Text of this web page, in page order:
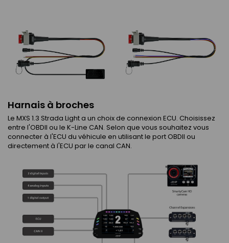
Harnais à broches
Le MXS 1.3 Strada Light a un choix de connexion ECU. Choisissez
entre l'OBDII ou le K-Line CAN. Selon que vous souhaitez vous
connecter à l'ECU du véhicule en utilisant le port OBDII ou
directement à l'ECU par le canal CAN.